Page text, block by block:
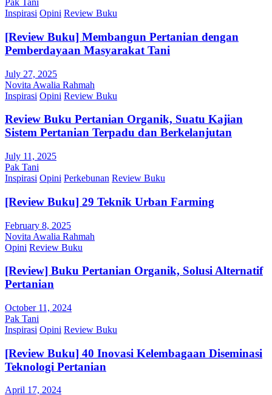
Pak Tani
Inspirasi Opini Review Buku
[Review Buku] Membangun Pertanian dengan
Pemberdayaan Masyarakat Tani
July 27, 2025
Novita Awalia Rahmah
Inspirasi Opini Review Buku
Review Buku Pertanian Organik, Suatu Kajian
Sistem Pertanian Terpadu dan Berkelanjutan
July 11, 2025
Pak Tani
Inspirasi Opini Perkebunan Review Buku
[Review Buku] 29 Teknik Urban Farming
February 8, 2025
Novita Awalia Rahmah
Opini Review Buku
[Review] Buku Pertanian Organik, Solusi Alternatif
Pertanian
October 11, 2024
Pak Tani
Inspirasi Opini Review Buku
[Review Buku] 40 Inovasi Kelembagaan Diseminasi
Teknologi Pertanian
April 17, 2024